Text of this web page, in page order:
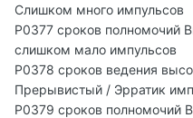
Слишком много импульсов
P0377 сроков полномочий
слишком мало импульсов
P0378 сроков ведения
Прерывистый / Эрратик
P0379 сроков полномочий